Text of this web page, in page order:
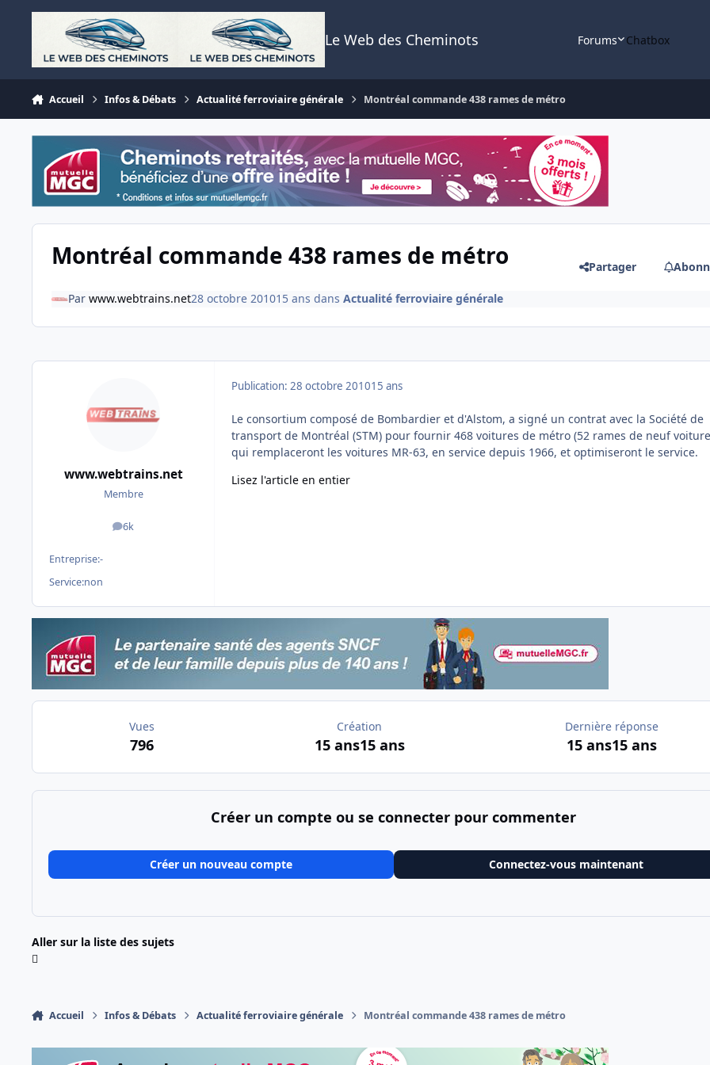
Aller au contenu
Le Web des Cheminots Forums Chatbox
Accueil Infos & Débats Actualité ferroviaire générale Montréal commande 438 rames de métro
Montréal commande 438 rames de métro Partager
Par www.webtrains.net28 octobre 201015 ans dans Actualité ferroviaire générale
www.webtrains.net
Membre
6k
messages
Entreprise:-
Service:non
Publication: 28 octobre 201015 ans
Le consortium composé de Bombardier et d'Alstom, a signé un contrat avec la Société de
transport de Montréal (STM) pour fournir 468 voitures de métro (52 rames de neuf
qui remplaceront les voitures MR-63, en service depuis 1966, et optimiseront le service.
Lisez l'article en entier
Vues
796
Création
15 ans15 ans
Dernière réponse
15 ans15 ans
Créer un compte ou se connecter pour commenter
Créer un nouveau compte Connectez-vous maintenant
Aller sur la liste des sujets
Accueil Infos & Débats Actualité ferroviaire générale Montréal commande 438 rames de métro